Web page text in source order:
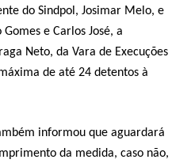
do Sindpol, Josimar Melo, e
e Carlos José, a
Neto, da Vara de Execuções
de até 24 detentos à
informou que aguardará
da medida, caso não,